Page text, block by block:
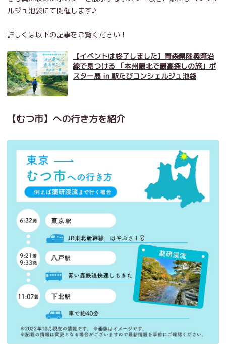
ルジュ池袋にて開催します♪
詳しくは以下の記事をご覧ください！
【イベントは終了しました】青森県陸奥湾沿
線で見つける 「本州最北で最高探しの旅」ポ
スター展 in 駅たびコンシェルジュ池袋
【むつ市】への行き方を紹介